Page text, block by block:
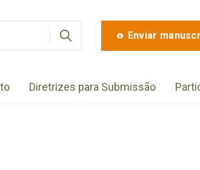
Enviar
Diretrizes para Submissão